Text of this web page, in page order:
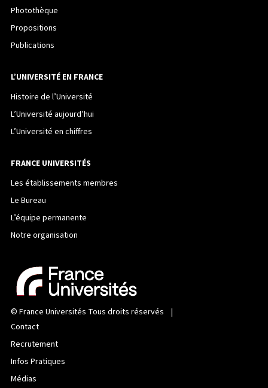
Photothèque
Propositions
Publications
L’UNIVERSITÉ EN FRANCE
Histoire de l’Université
L’Université aujourd’hui
L’Université en chiffres
FRANCE UNIVERSITÉS
Les établissements membres
Le Bureau
L’équipe permanente
Notre organisation
© France Universités Tous droits réservés |
Contact
Recrutement
Infos Pratiques
Médias